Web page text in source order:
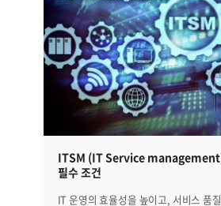
ITSM (IT Service management)
필수 조건
IT 운영의 효율성을 높이고, 서비스 품